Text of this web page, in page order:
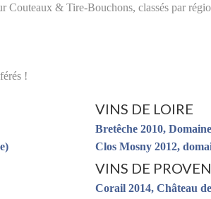
Couteaux & Tire-Bouchons, classés par
!
VINS DE LOIRE
Bretêche 2010,
Clos Mosny 2012,
VINS DE
Corail 2014, Château